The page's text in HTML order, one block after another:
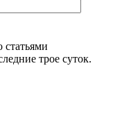
статьями
трое суток.